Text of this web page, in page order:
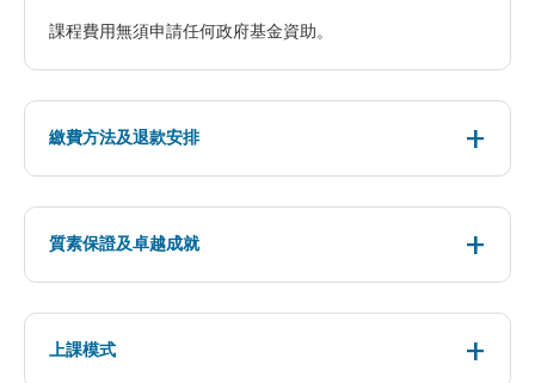
課程費用無須申請任何政府基金資助。
繳費方法及退款安排
質素保證及卓越成就
上課模式